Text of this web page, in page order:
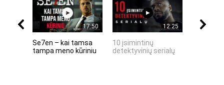
17:50
Se7en – kai tamsa
tampa meno kūriniu
12:25
10 įsimintinų
detektyvinių serialų